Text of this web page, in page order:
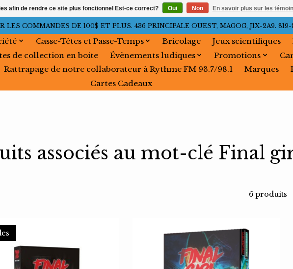
COMMANDES DE 100$ ET PLUS. 436 PRINCIPALE OUEST, MAGOG, J1X-2A9. 819-
Casse-Têtes et Passe-Temps Bricolage Jeux scientifiques
de collection en boite Évènements ludiques Promotions
Rattrapage de notre collaborateur à Rythme FM 93.7/98.1 Marques
Cartes Cadeaux
associés au mot-clé Final
6 produits
afin de rendre ce site plus fonctionnel Est-ce correct? Oui Non En savoir plus sur les